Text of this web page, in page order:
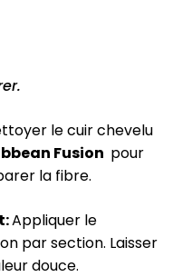
le cuir chevelu
Fusion pour
la fibre.
Appliquer le
par section. Laisser
douce.